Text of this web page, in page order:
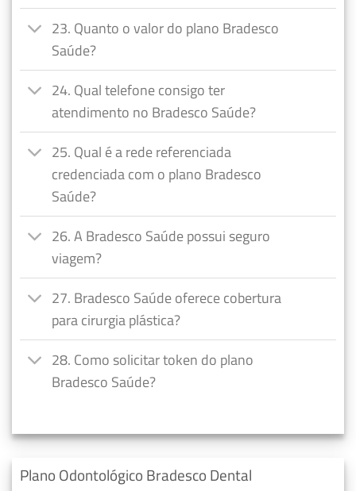
23. Quanto o valor do plano Bradesco
Saúde?
24. Qual telefone consigo ter
atendimento no Bradesco Saúde?
25. Qual é a rede referenciada
credenciada com o plano Bradesco
Saúde?
26. A Bradesco Saúde possui seguro
viagem?
27. Bradesco Saúde oferece cobertura
para cirurgia plástica?
28. Como solicitar token do plano
Bradesco Saúde?
Plano Odontológico Bradesco Dental